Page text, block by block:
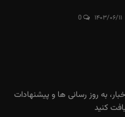
۱۴۰۳/۰۶/۱۱
به روز رسانی ها و پیشنهادات
کنید